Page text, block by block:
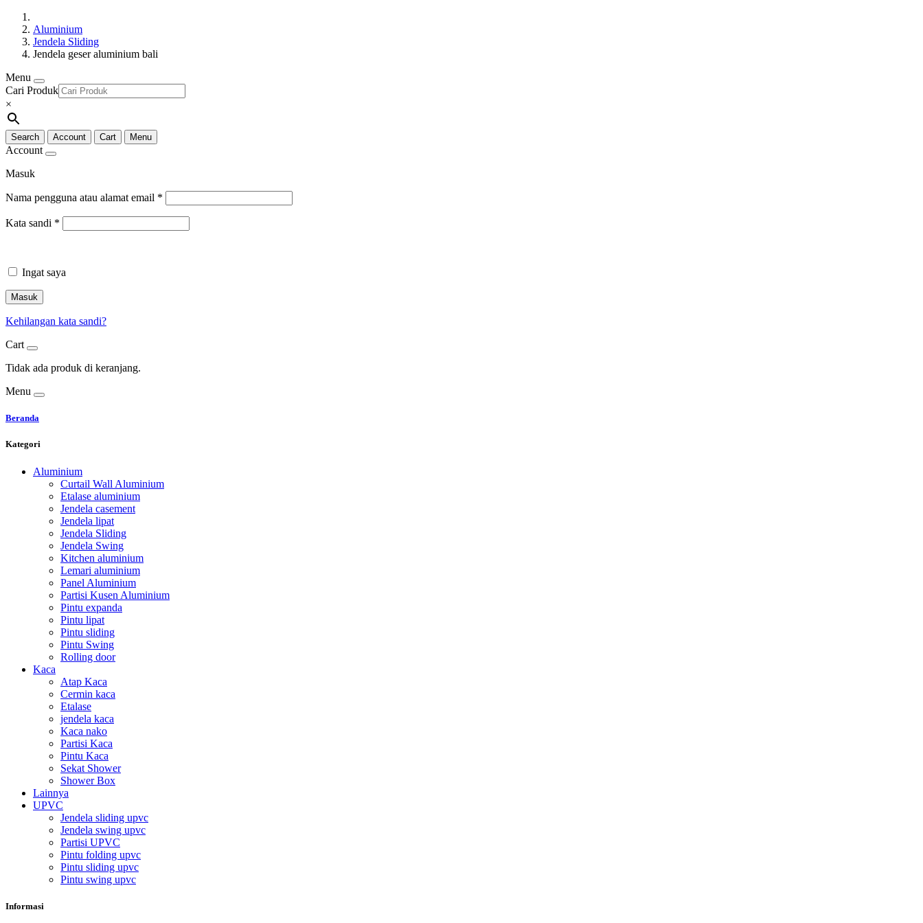
Aluminium
Jendela Sliding
Jendela geser aluminium bali
Menu
Cari Produk
×
Search Account Cart Menu
Account
Masuk
Nama pengguna atau alamat email *
Kata sandi *
Ingat saya
Masuk
Kehilangan kata sandi?
Cart
Tidak ada produk di keranjang.
Menu
Beranda
Kategori
Aluminium
Curtail Wall Aluminium
Etalase aluminium
Jendela casement
Jendela lipat
Jendela Sliding
Jendela Swing
Kitchen aluminium
Lemari aluminium
Panel Aluminium
Partisi Kusen Aluminium
Pintu expanda
Pintu lipat
Pintu sliding
Pintu Swing
Rolling door
Kaca
Atap Kaca
Cermin kaca
Etalase
jendela kaca
Kaca nako
Partisi Kaca
Pintu Kaca
Sekat Shower
Shower Box
Lainnya
UPVC
Jendela sliding upvc
Jendela swing upvc
Partisi UPVC
Pintu folding upvc
Pintu sliding upvc
Pintu swing upvc
Informasi